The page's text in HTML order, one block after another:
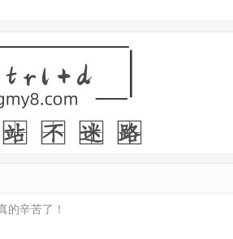
到想要的答案，首先，确定了岬なな
是关机状态；再来，从没有回归的时
的辛苦了！